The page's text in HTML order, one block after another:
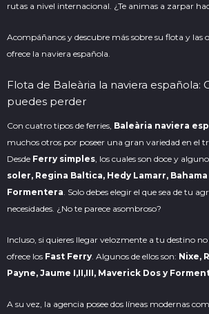
rutas a nivel internacional. ¿Te animas a zarpar
Acompáñanos y descubre más sobre su flota y las
ofrece la naviera española.
Flota de Baleària la naviera española:
puedes perder
Con cuatro tipos de ferries, Baleària naviera
muchos otros por poseer una gran variedad en el
Desde Ferry simples , los cuales son doce y
soler, Regina Baltica, Hedy Lamarr,
Formentera . Solo debes elegir el que sea de tu
necesidades. ¿No te parece asombroso?
Incluso, si quieres llegar velozmente a tu destino no
ofrece los Fast Ferry . Algunos de ellos son: Nixe,
Payne, Jaume I,II,III, Maverick Dos y
A su vez, la agencia posee dos líneas modernas